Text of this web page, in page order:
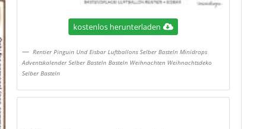
kostenlos herunterladen
Rentier Pinguin Und Eisbar Luftballons Selber Basteln Minidrops
Adventskalender Selber Basteln Basteln Weihnachten Weihnachtsdeko
Selber Basteln